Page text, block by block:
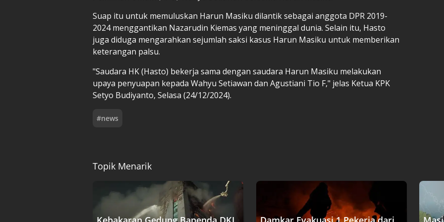
Suap itu untuk memuluskan Harun Masiku dilantik sebagai anggota DPR 2019-
2024 menggantikan Nazarudin Kiemas yang meninggal dunia. Selain itu, Hasto
juga diduga mengarahkan sejumlah saksi kasus Harun Masiku untuk memberikan
keterangan palsu.
"Saudara HK (Hasto) bekerja sama dengan saudara Harun Masiku melakukan
upaya penyuapan kepada Wahyu Setiawan dan Agustiani Tio F," jelas Ketua KPK
Setyo Budiyanto, Selasa (24/12/2024).
#news
Topik Menarik